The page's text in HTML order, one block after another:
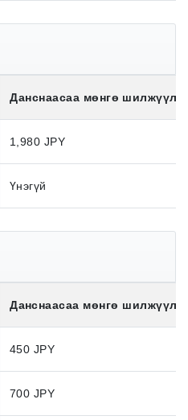
Данснаасаа мөнгө
1,980 JPY
Үнэгүй
Данснаасаа мөнгө
450 JPY
700 JPY